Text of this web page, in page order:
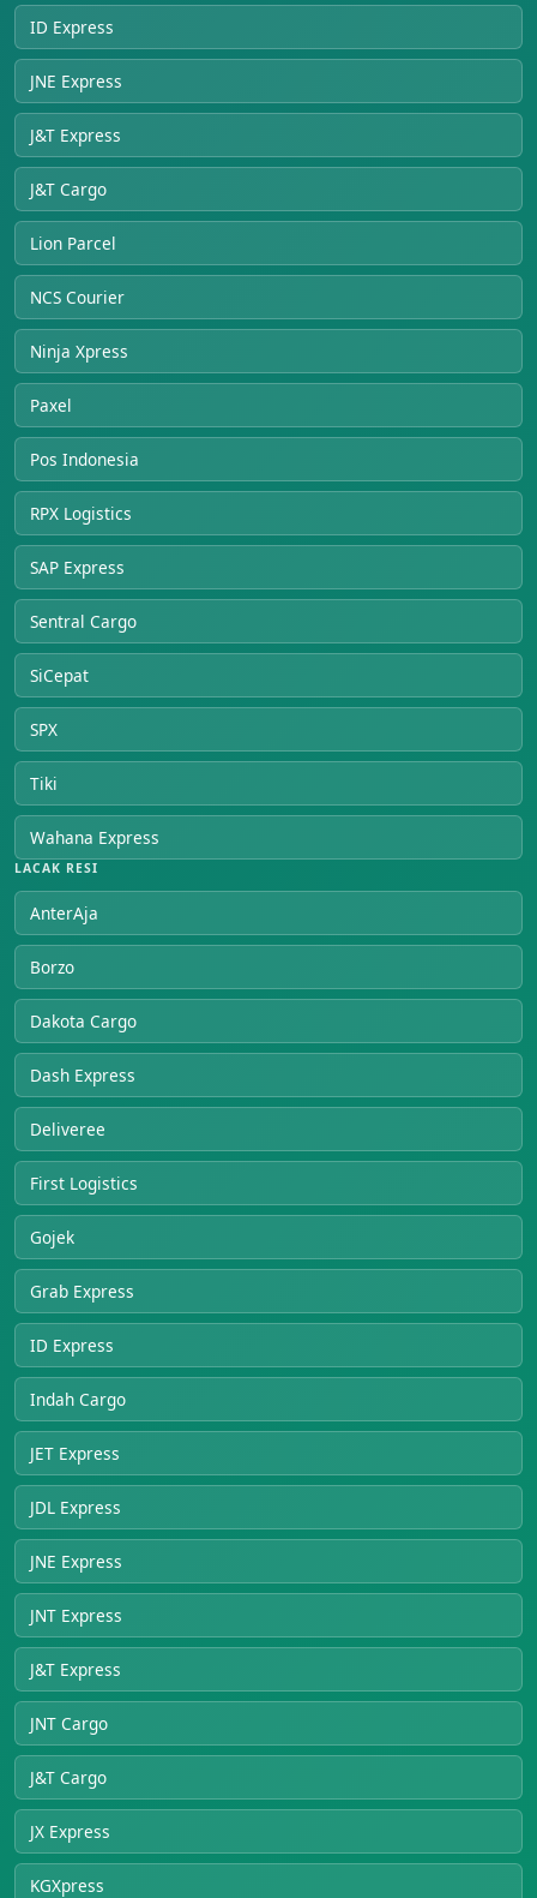
ID Express
JNE Express
J&T Express
J&T Cargo
Lion Parcel
NCS Courier
Ninja Xpress
Paxel
Pos Indonesia
RPX Logistics
SAP Express
Sentral Cargo
SiCepat
SPX
Tiki
Wahana Express
LACAK RESI
AnterAja
Borzo
Dakota Cargo
Dash Express
Deliveree
First Logistics
Gojek
Grab Express
ID Express
Indah Cargo
JET Express
JDL Express
JNE Express
JNT Express
J&T Express
JNT Cargo
J&T Cargo
JX Express
KGXpress